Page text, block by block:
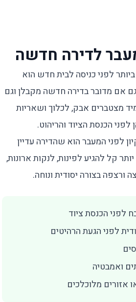
מעבר לדירה חדשה
לפני כניסה לבית חדש הוא
גם אם מדובר בדירה חדשה מקבלן וגם
מצטברים אבק, לכלוך ושאריות
הכנסת הציוד והריהוט.
לפני המעבר הוא שהדירה עדיין
קל להגיע לפינות, לנקות ארונות,
ורצפה בצורה יסודית ונוחה.
לפני הכנסת ציוד
לפני הגעת הרהיטים
ואמבטיה
אזורים מלוכלכים